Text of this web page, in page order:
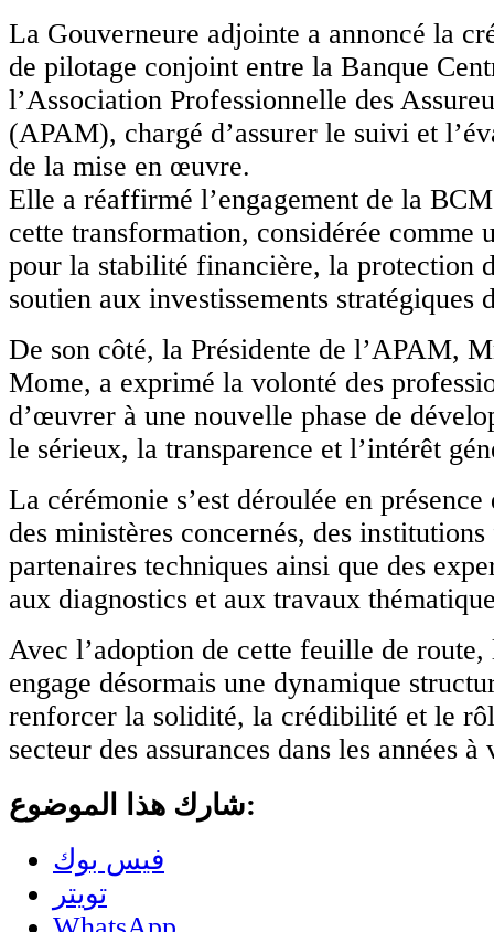
La Gouverneure adjointe a annoncé la
de pilotage conjoint entre la Banque
l’Association Professionnelle des
(APAM), chargé d’assurer le suivi et
de la mise en œuvre.
Elle a réaffirmé l’engagement de la
cette transformation, considérée comme
pour la stabilité financière, la protection
soutien aux investissements stratégiques
De son côté, la Présidente de l’APAM,
Mome, a exprimé la volonté des
d’œuvrer à une nouvelle phase de
le sérieux, la transparence et l’intérêt
La cérémonie s’est déroulée en présence
des ministères concernés, des
partenaires techniques ainsi que des
aux diagnostics et aux travaux
Avec l’adoption de cette feuille de
engage désormais une dynamique
renforcer la solidité, la crédibilité et le
secteur des assurances dans les années à
شارك هذا الموضوع:
فيس بوك
تويتر